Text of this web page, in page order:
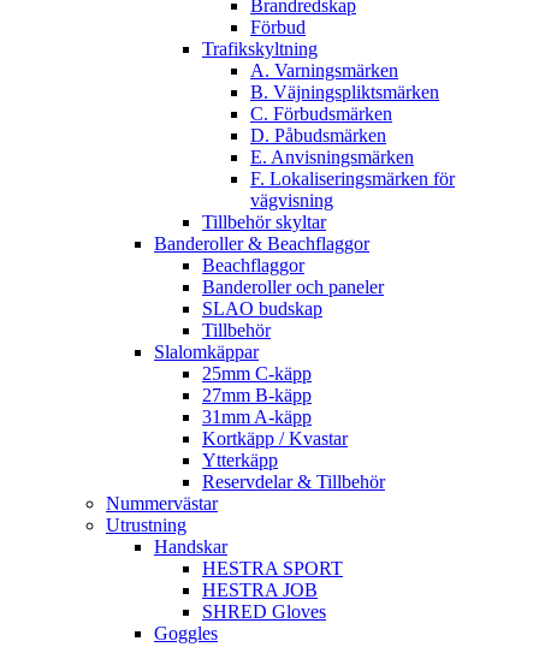
Brandredskap
Förbud
Trafikskyltning
A. Varningsmärken
B. Väjningspliktsmärken
C. Förbudsmärken
D. Påbudsmärken
E. Anvisningsmärken
F. Lokaliseringsmärken för
vägvisning
Tillbehör skyltar
Banderoller & Beachflaggor
Beachflaggor
Banderoller och paneler
SLAO budskap
Tillbehör
Slalomkäppar
25mm C-käpp
27mm B-käpp
31mm A-käpp
Kortkäpp / Kvastar
Ytterkäpp
Reservdelar & Tillbehör
Nummervästar
Utrustning
Handskar
HESTRA SPORT
HESTRA JOB
SHRED Gloves
Goggles